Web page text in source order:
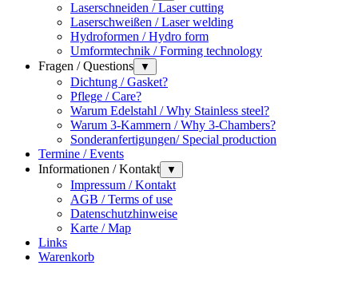
Laserschneiden / Laser cutting
Laserschweißen / Laser welding
Hydroformen / Hydro form
Umformtechnik / Forming technology
Fragen / Questions
▼
Dichtung / Gasket?
Pflege / Care?
Warum Edelstahl / Why Stainless steel?
Warum 3-Kammern / Why 3-Chambers?
Sonderanfertigungen/ Special production
Termine / Events
Informationen / Kontakt
▼
Impressum / Kontakt
AGB / Terms of use
Datenschutzhinweise
Karte / Map
Links
Warenkorb